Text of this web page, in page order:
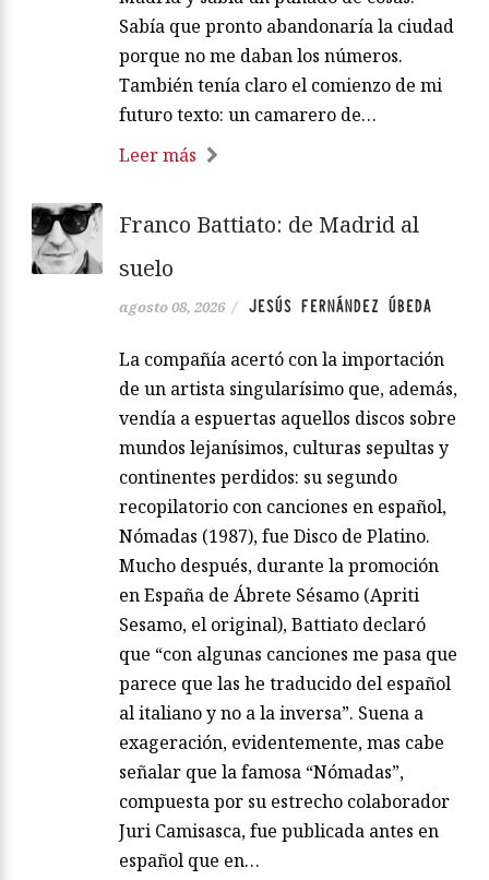
Sabía que pronto abandonaría la ciudad
porque no me daban los números.
También tenía claro el comienzo de mi
futuro texto: un camarero de…
Leer más
Franco Battiato: de Madrid al
suelo
agosto 08, 2026 / JESÚS FERNÁNDEZ ÚBEDA
La compañía acertó con la importación
de un artista singularísimo que, además,
vendía a espuertas aquellos discos sobre
mundos lejanísimos, culturas sepultas y
continentes perdidos: su segundo
recopilatorio con canciones en español,
Nómadas (1987), fue Disco de Platino.
Mucho después, durante la promoción
en España de Ábrete Sésamo (Apriti
Sesamo, el original), Battiato declaró
que “con algunas canciones me pasa que
parece que las he traducido del español
al italiano y no a la inversa”. Suena a
exageración, evidentemente, mas cabe
señalar que la famosa “Nómadas”,
compuesta por su estrecho colaborador
Juri Camisasca, fue publicada antes en
español que en…